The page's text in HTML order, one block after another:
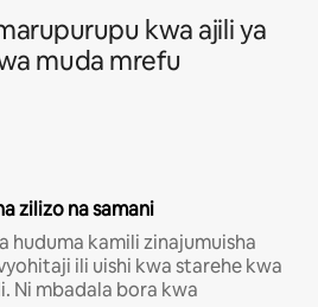
kwa ajili ya
muda mrefu
zilizo na samani
huduma kamili zinajumuisha
ili uishi kwa starehe kwa
Ni mbadala bora kwa